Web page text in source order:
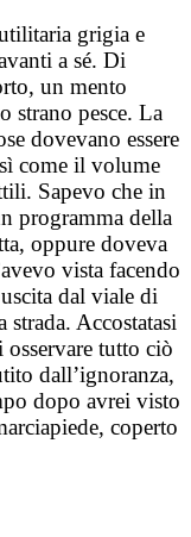
grigia e
a sé. Di
un mento
strano pesce. La
dovevano essere
come il volume
Sapevo che in
programma della
oppure doveva
vista facendo
dal viale di
Accostatasi
tutto ciò
dall’ignoranza,
dopo avrei visto
coperto